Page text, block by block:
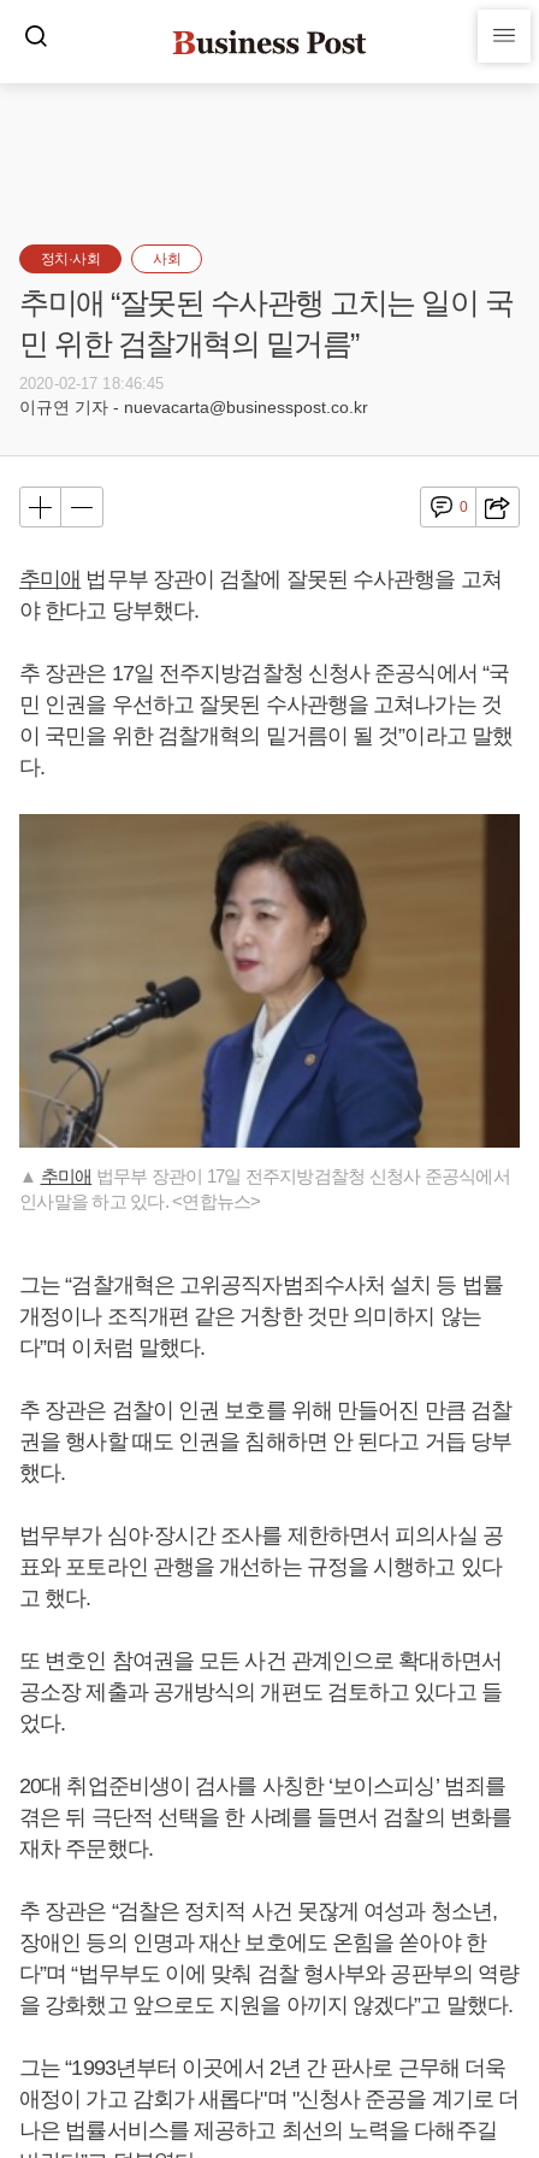
정치·사회 사회
추미애 “잘못된 수사관행 고치는 일이 국
민 위한 검찰개혁의 밑거름”
2020-02-17 18:46:45
이규연 기자 - nuevacarta@businesspost.co.kr
0
추미애 법무부 장관이 검찰에 잘못된 수사관행을 고쳐
야 한다고 당부했다.
추 장관은 17일 전주지방검찰청 신청사 준공식에서 “국
민 인권을 우선하고 잘못된 수사관행을 고쳐나가는 것
이 국민을 위한 검찰개혁의 밑거름이 될 것”이라고 말했
다.
▲ 추미애 법무부 장관이 17일 전주지방검찰청 신청사 준공식에서
인사말을 하고 있다. <연합뉴스>
그는 “검찰개혁은 고위공직자범죄수사처 설치 등 법률
개정이나 조직개편 같은 거창한 것만 의미하지 않는
다”며 이처럼 말했다.
추 장관은 검찰이 인권 보호를 위해 만들어진 만큼 검찰
권을 행사할 때도 인권을 침해하면 안 된다고 거듭 당부
했다.
법무부가 심야·장시간 조사를 제한하면서 피의사실 공
표와 포토라인 관행을 개선하는 규정을 시행하고 있다
고 했다.
또 변호인 참여권을 모든 사건 관계인으로 확대하면서
공소장 제출과 공개방식의 개편도 검토하고 있다고 들
었다.
20대 취업준비생이 검사를 사칭한 ‘보이스피싱’ 범죄를
겪은 뒤 극단적 선택을 한 사례를 들면서 검찰의 변화를
재차 주문했다.
추 장관은 “검찰은 정치적 사건 못잖게 여성과 청소년,
장애인 등의 인명과 재산 보호에도 온힘을 쏟아야 한
다”며 “법무부도 이에 맞춰 검찰 형사부와 공판부의 역량
을 강화했고 앞으로도 지원을 아끼지 않겠다”고 말했다.
그는 “1993년부터 이곳에서 2년 간 판사로 근무해 더욱
애정이 가고 감회가 새롭다"며 "신청사 준공을 계기로 더
나은 법률서비스를 제공하고 최선의 노력을 다해주길